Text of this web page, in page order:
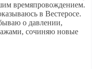
времяпровождением.
в Вестеросе.
о давлении,
сочиняю новые